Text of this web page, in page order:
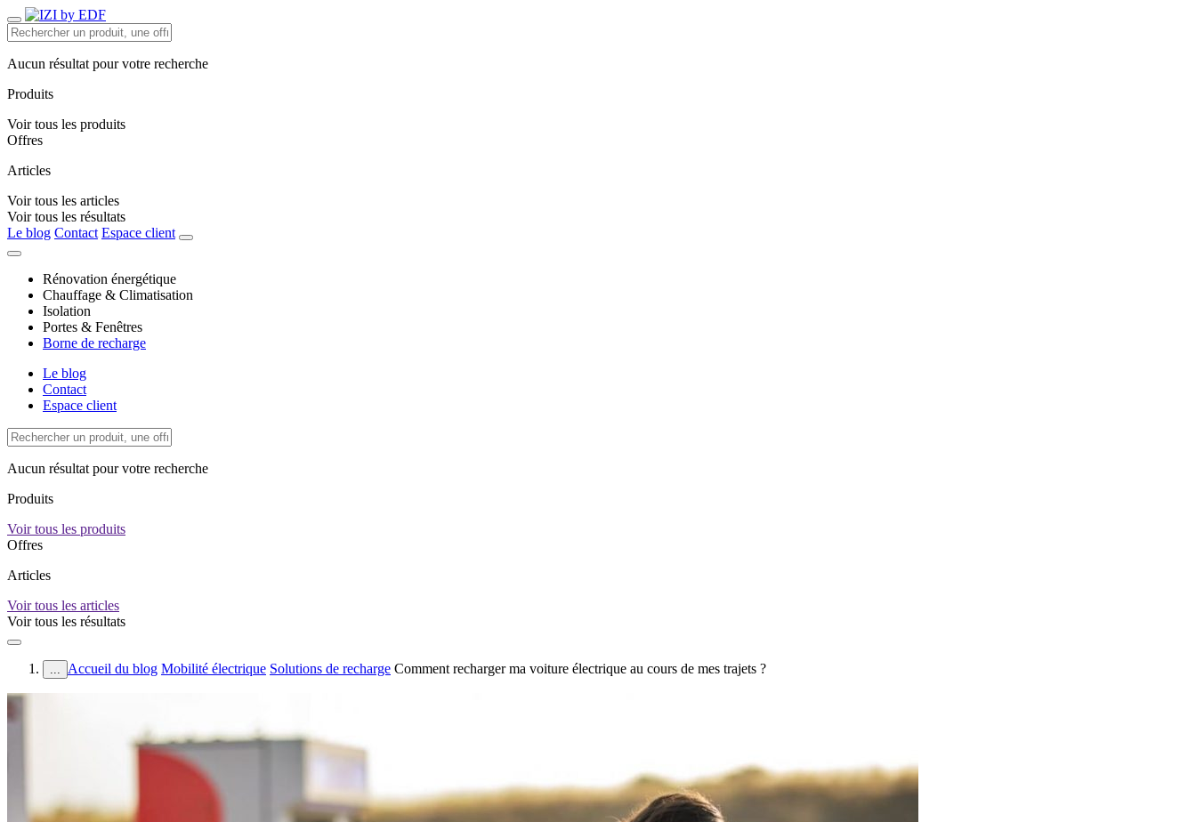
Aucun résultat pour votre recherche
Produits
Voir tous les produits
Offres
Articles
Voir tous les articles
Voir tous les résultats
Le blog Contact Espace client
Rénovation énergétique
Chauffage & Climatisation
Isolation
Portes & Fenêtres
Borne de recharge
Le blog
Contact
Espace client
Aucun résultat pour votre recherche
Produits
Voir tous les produits
Offres
Articles
Voir tous les articles
Voir tous les résultats
... Accueil du blog Mobilité électrique Solutions de recharge Comment recharger ma voiture électrique au cours de mes trajets ?